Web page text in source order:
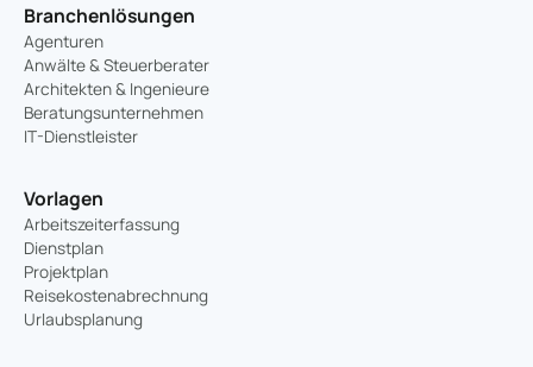
Branchenlösungen
Agenturen
Anwälte & Steuerberater
Architekten & Ingenieure
Beratungsunternehmen
IT-Dienstleister
Vorlagen
Arbeitszeiterfassung
Dienstplan
Projektplan
Reisekostenabrechnung
Urlaubsplanung